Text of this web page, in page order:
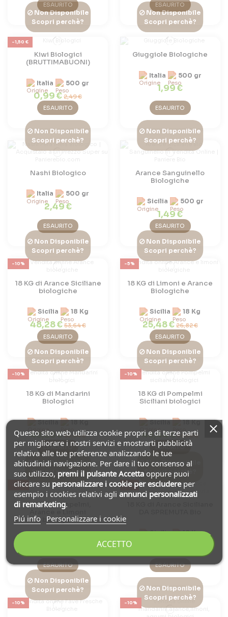
ESAURITO ESAURITO
-1,50 €
Non Disponibile
Scopri perchè?
Kiwi Biologici
(BRUTTIMABUONI)
Italia 500 gr
0,99 €2,49 €
ESAURITO
Non Disponibile
Scopri perchè?
Giuggiole Biologiche
Italia 500 gr
1,99 €
ESAURITO
Non Disponibile
Scopri perchè?
Nashi Biologico
Italia 500 gr
2,49 €
ESAURITO
Non Disponibile
Scopri perchè?
Arance Sanguinello
Biologiche
Sicilia 500 gr
1,49 €
ESAURITO
-10%
Non Disponibile
Scopri perchè?
18 KG di Arance Siciliane
biologiche
Sicilia 18 Kg
48,28 €53,64 €
ESAURITO
-5%
Non Disponibile
Scopri perchè?
18 KG di Limoni e Arance
Biologiche
Sicilia 18 Kg
25,48 € 26,82 €
ESAURITO
-10%
Non Disponibile
Scopri perchè?
18 KG di Mandarini
Biologici
Sicilia 18 Kg
48,28 €53,64 €
ESAURITO
-10%
Non Disponibile
Scopri perchè?
18 KG di Pompelmi
Siciliani biologici
Sicilia 18 Kg
48,44 €53,82 €
ESAURITO
-10%
Non Disponibile
Scopri perchè?
18 KG di Pompelmi,
Arance e Limoni
biologici
16,09 €
ESAURITO
-5%
Non Disponibile
Scopri perchè?
Sicilia 18 Kg
ESAURITO
-10%
Non Disponibile
Scopri perchè?
-10%
Non Disponibile
Scopri perchè?
Questo sito web utilizza cookie propri e di terze parti
per migliorare i nostri servizi e mostrarti pubblicità
relativa alle tue preferenze analizzando le tue
abitudinidi navigazione. Per dare il tuo consenso al
suo utilizzo, premi il pulsante Accettaoppure puoi
cliccare su personalizzare i cookie per escludereper
esempio i cookies relativi agli annunci personalizzati
di remarketing.
Piú info
Personalizzare i cookie
ACCETTO